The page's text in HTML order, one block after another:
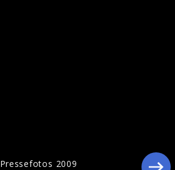
Pressefotos 2009